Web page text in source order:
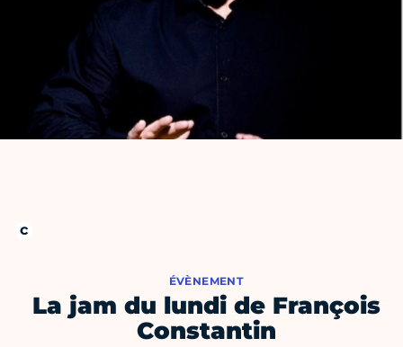
ÉVÈNEMENT
La jam du lundi de François
Constantin